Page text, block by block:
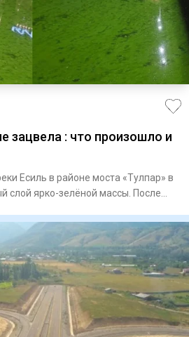
зацвела : что произошло и
Есиль в районе моста «Тулпар» в
слой ярко-зелёной массы. После